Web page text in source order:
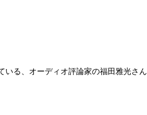
る、 オーディオ評論家の福田雅光さん